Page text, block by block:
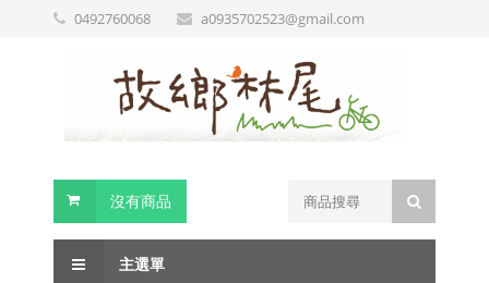
0492760068 a0935702523@gmail.com
沒有商品
主選單